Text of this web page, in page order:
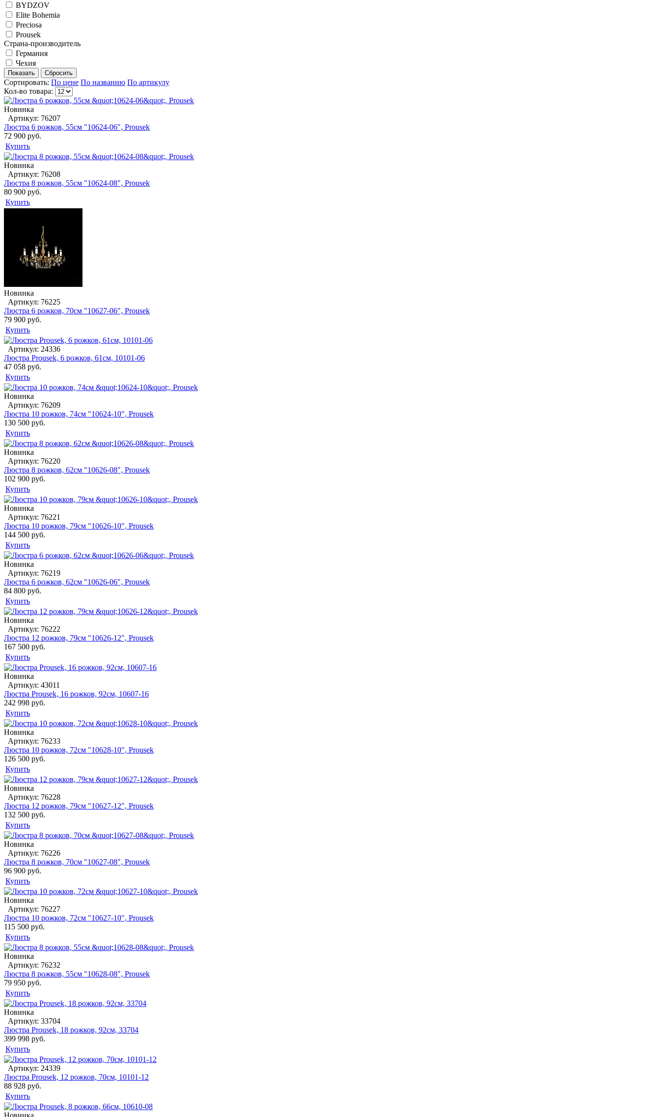
BYDZOV
Elite Bohemia
Preciosa
Prousek
Страна-производитель
Германия
Чехия
Сортировать: По цене По названию По артикулу
Кол-во товара:
Новинка
Артикул: 76207
Люстра 6 рожков, 55см "10624-06", Prousek
72 900 руб.
Купить
Новинка
Артикул: 76208
Люстра 8 рожков, 55см "10624-08", Prousek
80 900 руб.
Купить
Новинка
Артикул: 76225
Люстра 6 рожков, 70см "10627-06", Prousek
79 900 руб.
Купить
Артикул: 24336
Люстра Prousek, 6 рожков, 61см, 10101-06
47 058 руб.
Купить
Новинка
Артикул: 76209
Люстра 10 рожков, 74см "10624-10", Prousek
130 500 руб.
Купить
Новинка
Артикул: 76220
Люстра 8 рожков, 62см "10626-08", Prousek
102 900 руб.
Купить
Новинка
Артикул: 76221
Люстра 10 рожков, 79см "10626-10", Prousek
144 500 руб.
Купить
Новинка
Артикул: 76219
Люстра 6 рожков, 62см "10626-06", Prousek
84 800 руб.
Купить
Новинка
Артикул: 76222
Люстра 12 рожков, 79см "10626-12", Prousek
167 500 руб.
Купить
Новинка
Артикул: 43011
Люстра Prousek, 16 рожков, 92см, 10607-16
242 998 руб.
Купить
Новинка
Артикул: 76233
Люстра 10 рожков, 72см "10628-10", Prousek
126 500 руб.
Купить
Новинка
Артикул: 76228
Люстра 12 рожков, 79см "10627-12", Prousek
132 500 руб.
Купить
Новинка
Артикул: 76226
Люстра 8 рожков, 70см "10627-08", Prousek
96 900 руб.
Купить
Новинка
Артикул: 76227
Люстра 10 рожков, 72см "10627-10", Prousek
115 500 руб.
Купить
Новинка
Артикул: 76232
Люстра 8 рожков, 55см "10628-08", Prousek
79 950 руб.
Купить
Новинка
Артикул: 33704
Люстра Prousek, 18 рожков, 92см, 33704
399 998 руб.
Купить
Артикул: 24339
Люстра Prousek, 12 рожков, 70см, 10101-12
88 928 руб.
Купить
Новинка